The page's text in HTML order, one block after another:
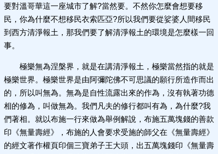
要對溫哥華這一座城市了解?當然要。不然你怎麼會想要移
民，你為什麼不想移民衣索匹亞?所以我們要從娑婆人間移民
到西方清淨報土，那我們要了解清淨報土的環境是怎麼樣一回
事。
極樂無為涅槃界，就是在講清淨報土，極樂當然指的就是
極樂世界。極樂世界是由阿彌陀佛不可思議的願行所造作而出
的，所以叫無為。無為是自性流露出來的作為，沒有執著功德
相的修為，叫做無為。我們凡夫的修行都叫有為，為什麼?我
們著相。就以布施一行來做為舉例解說，布施五萬塊錢的善款
印《無量壽經》，布施的人會要求受施的師父在《無量壽經》
的經文著作權頁印個三寶弟子王大頭，出五萬塊錢印《無量壽